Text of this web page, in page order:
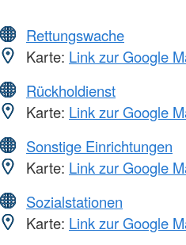
Rettungswache
Karte: Link zur Google
Rückholdienst
Karte: Link zur Google
Sonstige Einrichtungen
Karte: Link zur Google
Sozialstationen
Karte: Link zur Google